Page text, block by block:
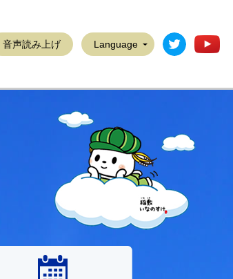
音声読み上げ Language 稲敷市
稲敷市立図書館公民館図書室